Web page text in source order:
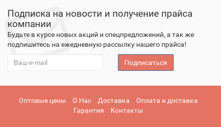
Подписка на новости и получение прайса
компании
Будьте в курсе новых акций и спецпредложений, а так же
подпишитесь на ежедневную рассылку нашего прайса!
Подписаться
Оптовые цены О Нас Доставка
Оплата и доставка
Гарантия
Контакты